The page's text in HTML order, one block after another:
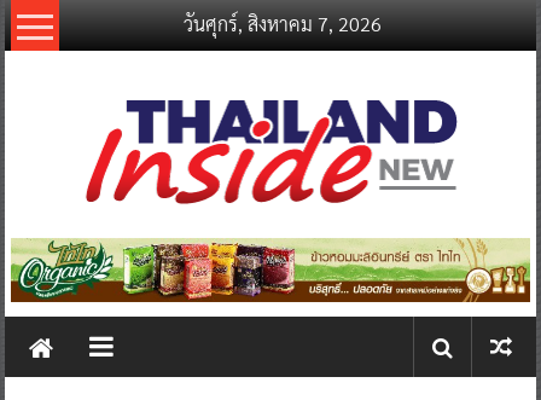
Skip
to
วันศุกร์, สิงหาคม 7, 2026
thailandinsidenew.com
Thailand
New